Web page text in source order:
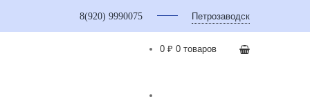
8(920) 9990075 Петрозаводск
0 ₽ 0 товаров